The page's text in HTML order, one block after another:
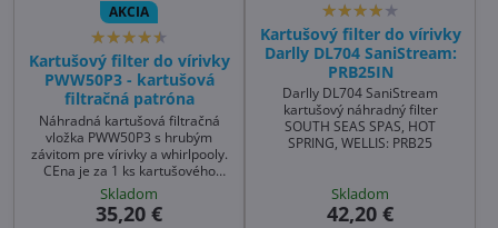
AKCIA
Kartušový filter do vírivky
PWW50P3 - kartušová
filtračná patróna
Náhradná kartušová filtračná
vložka PWW50P3 s hrubým
závitom pre vírivky a whirlpooly.
CEna je za 1 ks kartušového
filtra
Skladom
35,20 €
Kartušový filter do vírivky
Darlly DL704 SaniStream:
PRB25IN
Darlly DL704 SaniStream
kartušový náhradný filter
SOUTH SEAS SPAS, HOT
SPRING, WELLIS: PRB25
Skladom
42,20 €